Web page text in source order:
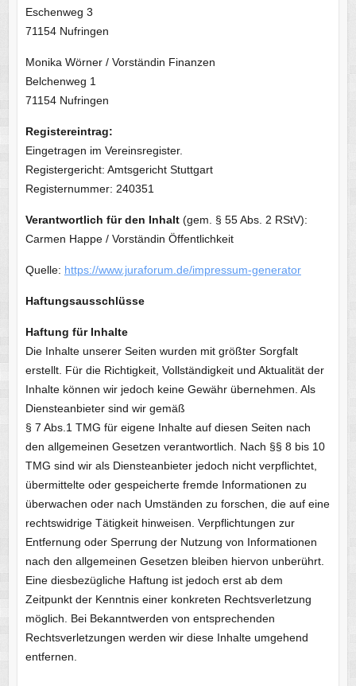
Eschenweg 3
71154 Nufringen
Monika Wörner / Vorständin Finanzen
Belchenweg 1
71154 Nufringen
Registereintrag:
Eingetragen im Vereinsregister.
Registergericht: Amtsgericht Stuttgart
Registernummer: 240351
Verantwortlich für den Inhalt(gem. § 55 Abs. 2 RStV):
Carmen Happe / Vorständin Öffentlichkeit
Quelle: https://www.juraforum.de/impressum-generator
Haftungsausschlüsse
Haftung für Inhalte
Die Inhalte unserer Seiten wurden mit größter Sorgfalt
erstellt. Für die Richtigkeit, Vollständigkeit und Aktualität der
Inhalte können wir jedoch keine Gewähr übernehmen. Als
Diensteanbieter sind wir gemäß
§ 7 Abs.1 TMG für eigene Inhalte auf diesen Seiten nach
den allgemeinen Gesetzen verantwortlich. Nach §§ 8 bis 10
TMG sind wir als Diensteanbieter jedoch nicht verpflichtet,
übermittelte oder gespeicherte fremde Informationen zu
überwachen oder nach Umständen zu forschen, die auf eine
rechtswidrige Tätigkeit hinweisen. Verpflichtungen zur
Entfernung oder Sperrung der Nutzung von Informationen
nach den allgemeinen Gesetzen bleiben hiervon unberührt.
Eine diesbezügliche Haftung ist jedoch erst ab dem
Zeitpunkt der Kenntnis einer konkreten Rechtsverletzung
möglich. Bei Bekanntwerden von entsprechenden
Rechtsverletzungen werden wir diese Inhalte umgehend
entfernen.